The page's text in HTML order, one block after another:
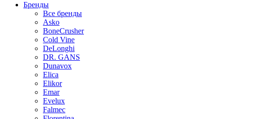
Бренды
Все бренды
Asko
BoneCrusher
Cold Vine
DeLonghi
DR. GANS
Dunavox
Elica
Elikor
Emar
Evelux
Falmec